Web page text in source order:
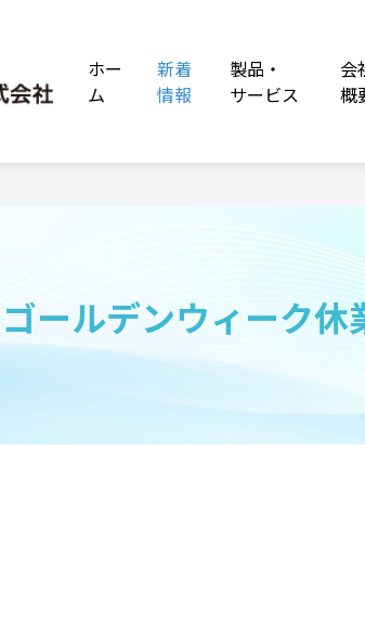
ホー
ム
新着
情報
製品・
サービス
会
概
ゴールデンウィーク休